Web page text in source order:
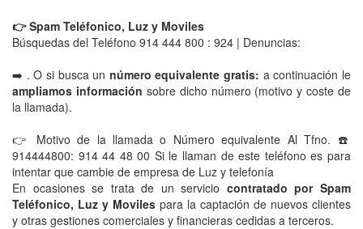
👉 Spam Teléfonico, Luz y Moviles
Búsquedas del Teléfono 914 444 800 : 924 | Denuncias:
➡️ . O si busca un número equivalente gratis: a continuación le
ampliamos información sobre dicho número (motivo y coste de
la llamada).
👉 Motivo de la llamada o Número equivalente Al Tfno. ☎️
914444800: 914 44 48 00 Si le llaman de este teléfono es para
intentar que cambie de empresa de Luz y telefonía
En ocasiones se trata de un servicio contratado por Spam
Teléfonico, Luz y Moviles para la captación de nuevos clientes
y otras gestiones comerciales y financieras cedidas a terceros.